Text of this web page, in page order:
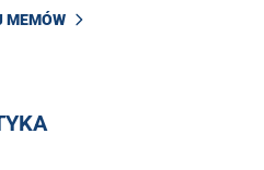
MEMÓW